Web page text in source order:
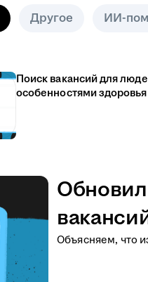
Другое ИИ-
Поиск вакансий для
особенностями здоровья
Объясняем, что